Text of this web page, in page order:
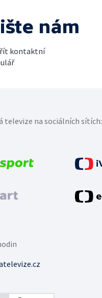
nám
kontaktní
televize na sociálních sítích: